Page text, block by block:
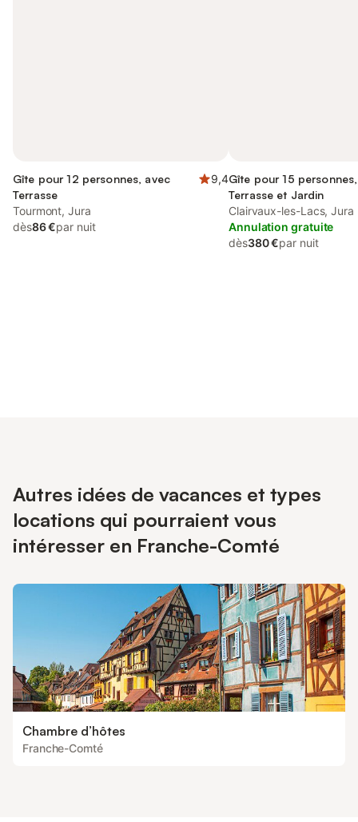
Gîte pour 12 personnes, avec
Terrasse
9,4
Tourmont, Jura
dès86 €par nuit
Gîte pour 15
Terrasse et Jardin
Clairvaux-les-Lacs, Jura
Annulation gratuite
dès380 €par nuit
Autres idées de vacances et types
locations qui pourraient vous
intéresser en Franche-Comté
Chambre d’hôtes
Franche-Comté